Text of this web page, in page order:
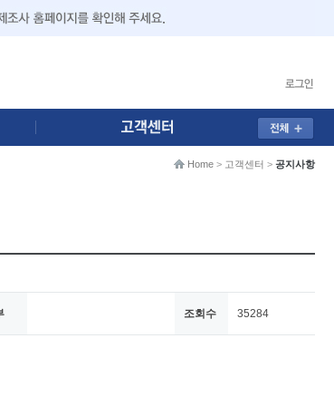
Home > 고객센터 > 공지사항
조회수 35284